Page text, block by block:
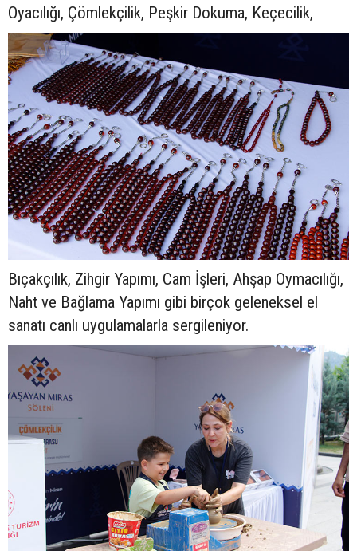
Oyacılığı, Çömlekçilik, Peşkir Dokuma, Keçecilik,
Bıçakçılık, Zihgir Yapımı, Cam İşleri, Ahşap Oymacılığı,
Naht ve Bağlama Yapımı gibi birçok geleneksel el
sanatı canlı uygulamalarla sergileniyor.